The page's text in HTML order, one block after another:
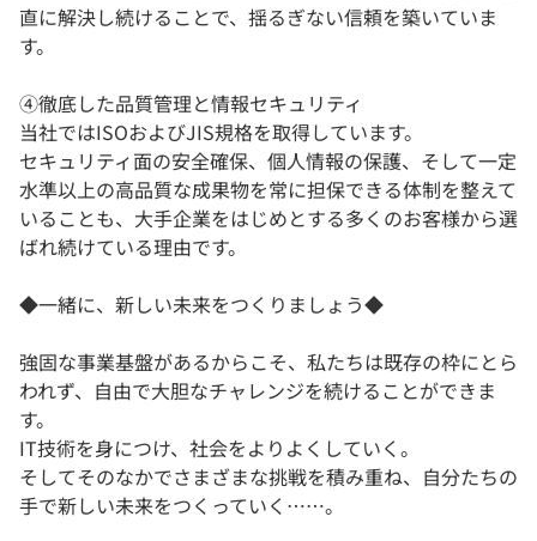
直に解決し続けることで、揺るぎない信頼を築いていま
す。
④徹底した品質管理と情報セキュリティ
当社ではISOおよびJIS規格を取得しています。
セキュリティ面の安全確保、個人情報の保護、そして一定
水準以上の高品質な成果物を常に担保できる体制を整えて
いることも、大手企業をはじめとする多くのお客様から選
ばれ続けている理由です。
◆一緒に、新しい未来をつくりましょう◆
強固な事業基盤があるからこそ、私たちは既存の枠にとら
われず、自由で大胆なチャレンジを続けることができま
す。
IT技術を身につけ、社会をよりよくしていく。
そしてそのなかでさまざまな挑戦を積み重ね、自分たちの
手で新しい未来をつくっていく……。